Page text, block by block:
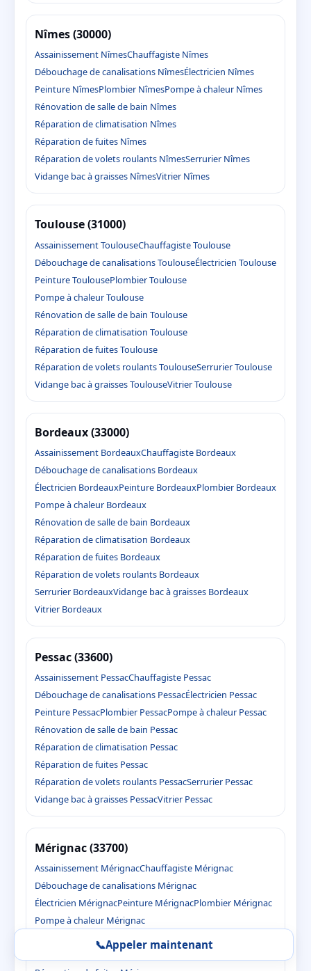
Nîmes (30000)
Assainissement NîmesChauffagiste Nîmes
Débouchage de canalisations NîmesÉlectricien Nîmes
Peinture NîmesPlombier NîmesPompe à chaleur Nîmes
Rénovation de salle de bain Nîmes
Réparation de climatisation Nîmes
Réparation de fuites Nîmes
Réparation de volets roulants NîmesSerrurier Nîmes
Vidange bac à graisses NîmesVitrier Nîmes
Toulouse (31000)
Assainissement ToulouseChauffagiste Toulouse
Débouchage de canalisations ToulouseÉlectricien Toulouse
Peinture ToulousePlombier Toulouse
Pompe à chaleur Toulouse
Rénovation de salle de bain Toulouse
Réparation de climatisation Toulouse
Réparation de fuites Toulouse
Réparation de volets roulants ToulouseSerrurier Toulouse
Vidange bac à graisses ToulouseVitrier Toulouse
Bordeaux (33000)
Assainissement BordeauxChauffagiste Bordeaux
Débouchage de canalisations Bordeaux
Électricien BordeauxPeinture BordeauxPlombier Bordeaux
Pompe à chaleur Bordeaux
Rénovation de salle de bain Bordeaux
Réparation de climatisation Bordeaux
Réparation de fuites Bordeaux
Réparation de volets roulants Bordeaux
Serrurier BordeauxVidange bac à graisses Bordeaux
Vitrier Bordeaux
Pessac (33600)
Assainissement PessacChauffagiste Pessac
Débouchage de canalisations PessacÉlectricien Pessac
Peinture PessacPlombier PessacPompe à chaleur Pessac
Rénovation de salle de bain Pessac
Réparation de climatisation Pessac
Réparation de fuites Pessac
Réparation de volets roulants PessacSerrurier Pessac
Vidange bac à graisses PessacVitrier Pessac
Mérignac (33700)
Assainissement MérignacChauffagiste Mérignac
Débouchage de canalisations Mérignac
Électricien MérignacPeinture MérignacPlombier Mérignac
Pompe à chaleur Mérignac
Rénovation de salle de bain Mérignac
Réparation de climatisation Mérignac
📞Appeler maintenant